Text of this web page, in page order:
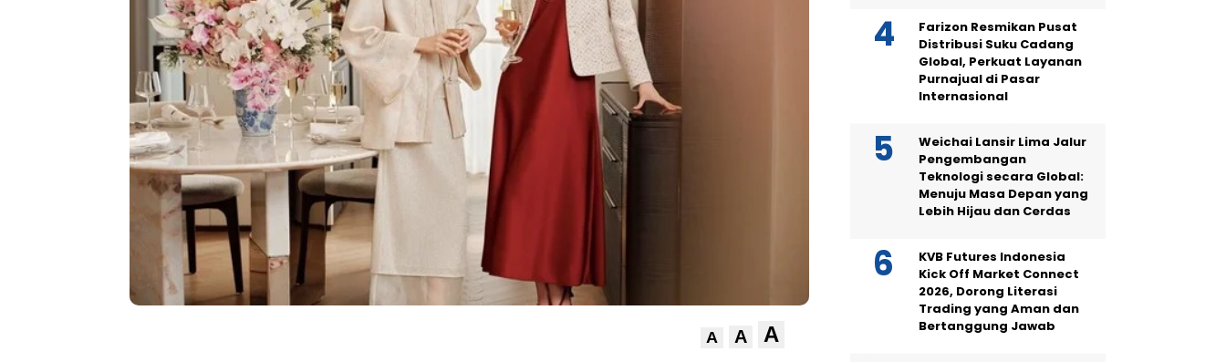
A A A
Farizon Resmikan Pusat
Distribusi Suku Cadang
Global, Perkuat Layanan
Purnajual di Pasar
Internasional
Weichai Lansir Lima Jalur
Pengembangan
Teknologi secara Global:
Menuju Masa Depan yang
Lebih Hijau dan Cerdas
KVB Futures Indonesia
Kick Off Market Connect
2026, Dorong Literasi
Trading yang Aman dan
Bertanggung Jawab